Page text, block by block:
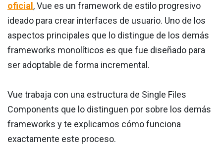
oficial , Vue es un framework de estilo progresivo
ideado para crear interfaces de usuario. Uno de los
aspectos principales que lo distingue de los demás
frameworks monolíticos es que fue diseñado para
ser adoptable de forma incremental.
Vue trabaja con una estructura de Single Files
Components que lo distinguen por sobre los demás
frameworks y te explicamos cómo funciona
exactamente este proceso.